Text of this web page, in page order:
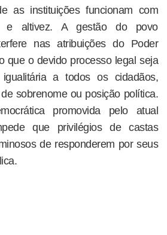
as instituições funcionam com
e altivez. A gestão do povo
nas atribuições do Poder
que o devido processo legal seja
a todos os cidadãos,
sobrenome ou posição política.
promovida pelo atual
que privilégios de castas
de responderem por seus